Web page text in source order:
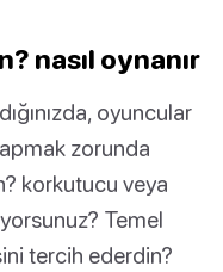
nasıl oynanır
oyuncular
zorunda
korkutucu veya
Temel
tercih ederdin?